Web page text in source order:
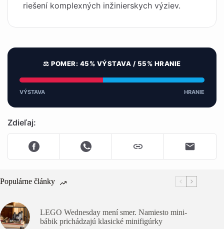
riešení komplexných inžinierskych výziev.
⚖️ POMER: 45% VÝSTAVA / 55% HRANIE
VÝSTAVA HRANIE
Zdieľaj:
Populárne články
LEGO Wednesday mení smer. Namiesto mini-
bábik prichádzajú klasické minifigúrky